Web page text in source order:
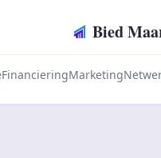
Bied
FinancieringMarketing